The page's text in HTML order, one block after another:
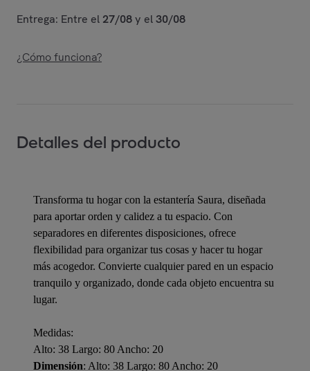
Entrega: Entre el 27/08y el30/08
¿Cómo funciona?
Detalles del producto
Transforma tu hogar con la estantería Saura, diseñada
para aportar orden y calidez a tu espacio. Con
separadores en diferentes disposiciones, ofrece
flexibilidad para organizar tus cosas y hacer tu hogar
más acogedor. Convierte cualquier pared en un espacio
tranquilo y organizado, donde cada objeto encuentra su
lugar.
Medidas:
Alto: 38 Largo: 80 Ancho: 20
Dimensión: Alto: 38 Largo: 80 Ancho: 20